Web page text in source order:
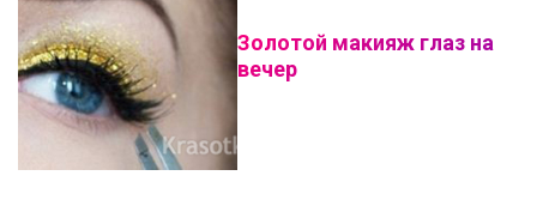
Золотой макияж глаз на
вечер